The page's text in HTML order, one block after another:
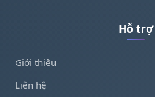
Hỗ trợ
Giới thiệu
Liên hệ